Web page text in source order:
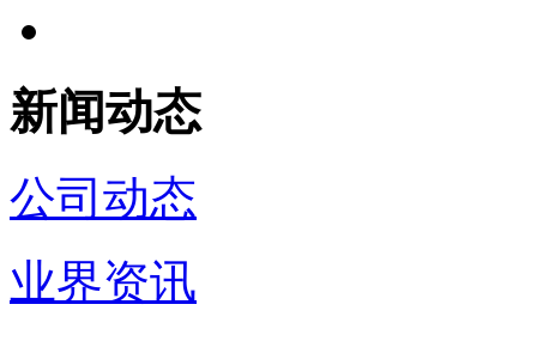
新闻动态
公司动态
业界资讯